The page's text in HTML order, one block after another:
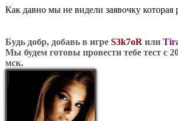
Как давно мы не видели заявочку которая
Будь добр, добавь в игре S3k7oR или
Мы будем готовы провести тебе тест с
мск.